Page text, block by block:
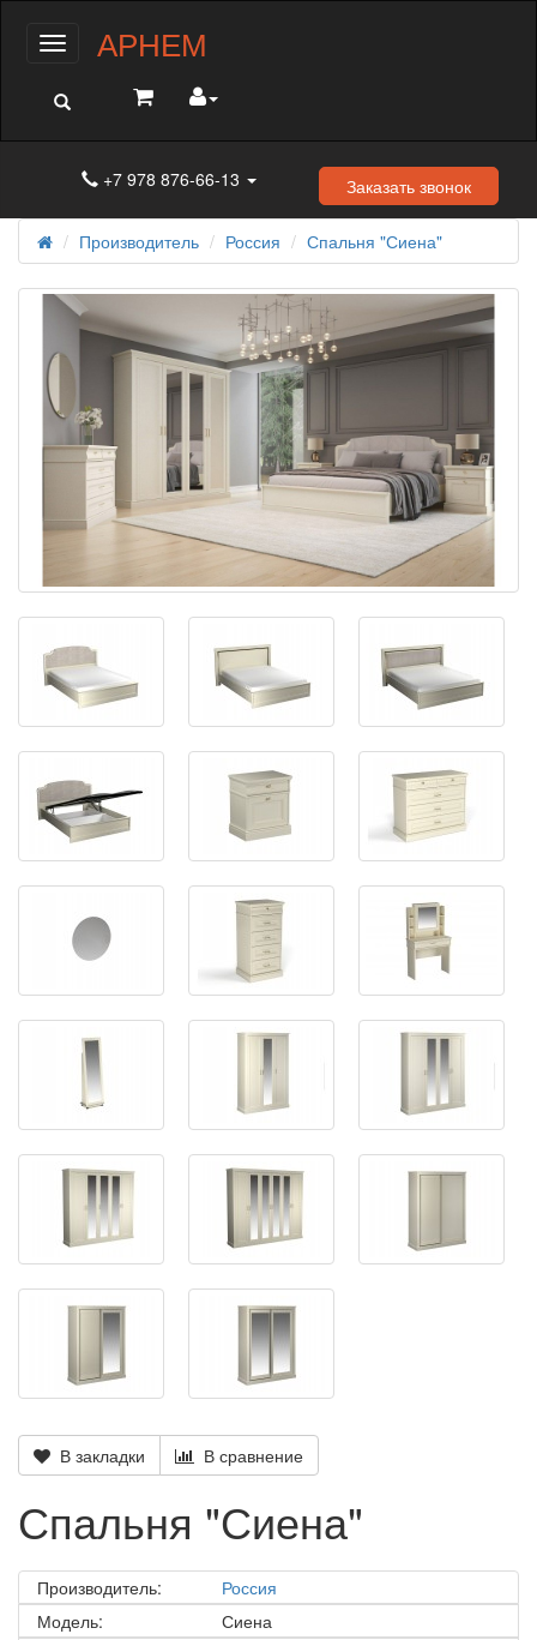
МенюАРНЕМ
+7 978 876-66-13 Заказать звонок
Производитель Россия Спальня "Сиена"
В закладки В сравнение
Спальня "Сиена"
Производитель:
Россия
Модель:
Сиена